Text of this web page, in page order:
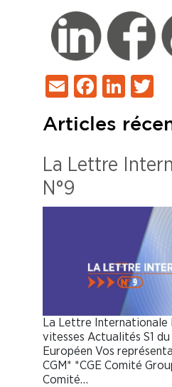
Email
Articles
La Lettre
N°9
La Lettre Internationale
vitesses Actualités S1
Européen Vos
CGM* *CGE Comité
Comité…